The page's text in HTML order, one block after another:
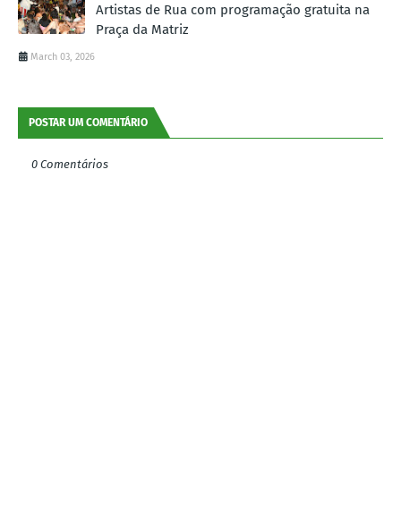
Artistas de Rua com programação gratuita na
Praça da Matriz
March 03, 2026
POSTAR UM COMENTÁRIO
0 Comentários